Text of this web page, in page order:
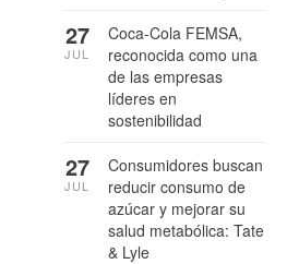
Coca-Cola FEMSA,
reconocida como una
de las empresas
líderes en
sostenibilidad
27
JUL
Consumidores buscan
reducir consumo de
azúcar y mejorar su
salud metabólica: Tate
& Lyle
27
JUL